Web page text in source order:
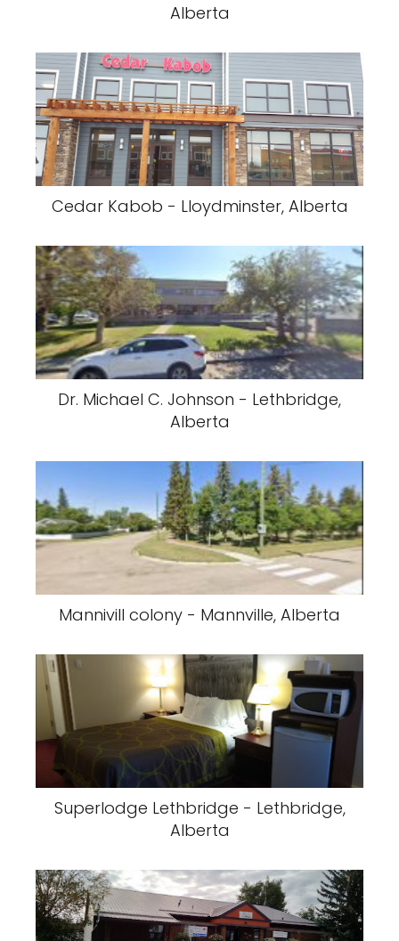
Alberta
Cedar Kabob - Lloydminster, Alberta
Dr. Michael C. Johnson - Lethbridge,
Alberta
Mannivill colony - Mannville, Alberta
Superlodge Lethbridge - Lethbridge,
Alberta